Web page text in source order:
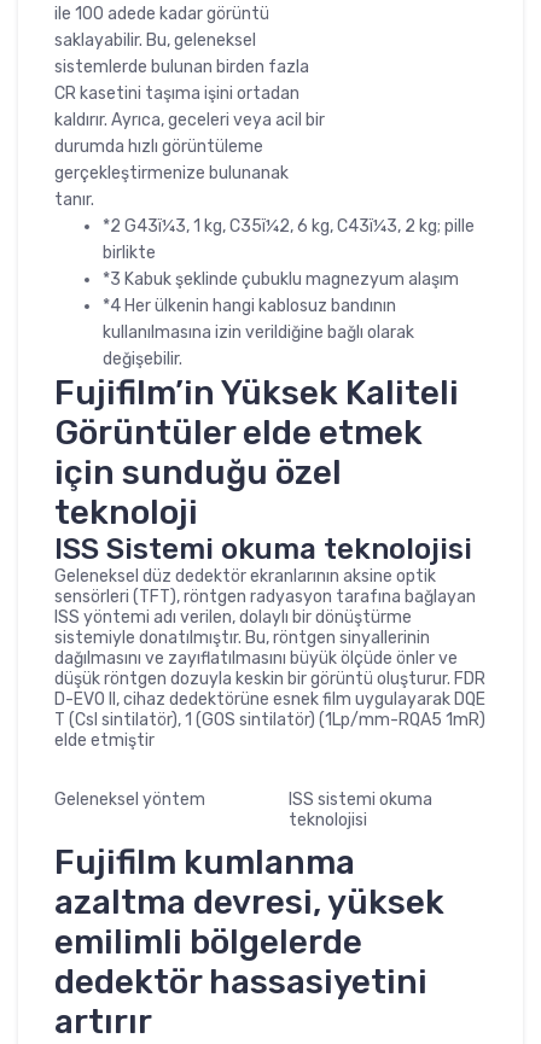
ile 100 adede kadar görüntü
saklayabilir. Bu, geleneksel
sistemlerde bulunan birden fazla
CR kasetini taşıma işini ortadan
kaldırır. Ayrıca, geceleri veya acil bir
durumda hızlı görüntüleme
gerçekleştirmenize bulunanak
tanır.
*2 G43ï¼3, 1 kg, C35ï¼2, 6 kg, C43ï¼3, 2 kg; pille
birlikte
*3 Kabuk şeklinde çubuklu magnezyum alaşım
*4 Her ülkenin hangi kablosuz bandının
kullanılmasına izin verildiğine bağlı olarak
değişebilir.
Fujifilm’in Yüksek Kaliteli
Görüntüler elde etmek
için sunduğu özel
teknoloji
ISS Sistemi okuma teknolojisi
Geleneksel düz dedektör ekranlarının aksine optik
sensörleri (TFT), röntgen radyasyon tarafına bağlayan
ISS yöntemi adı verilen, dolaylı bir dönüştürme
sistemiyle donatılmıştır. Bu, röntgen sinyallerinin
dağılmasını ve zayıflatılmasını büyük ölçüde önler ve
düşük röntgen dozuyla keskin bir görüntü oluşturur. FDR
D-EVO II, cihaz dedektörüne esnek film uygulayarak DQE
T (CsI sintilatör), 1 (GOS sintilatör) (1Lp/mm-RQA5 1mR)
elde etmiştir
Geleneksel yöntem
ISS sistemi okuma
teknolojisi
Fujifilm kumlanma
azaltma devresi, yüksek
emilimli bölgelerde
dedektör hassasiyetini
artırır